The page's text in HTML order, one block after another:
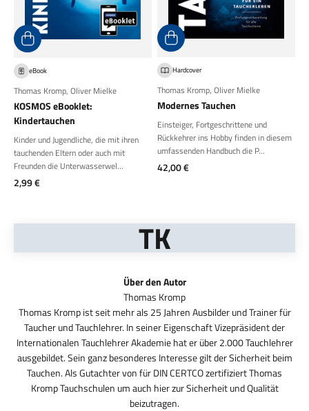
eBook
Thomas Kromp, Oliver Mielke
KOSMOS eBooklet:
Kindertauchen
Kinder und Jugendliche, die mit ihren
tauchenden Eltern oder auch mit
Freunden die Unterwasserwel...
Angebot
2,99 €
Hardcover
Thomas Kromp, Oliver Mielke
Modernes Tauchen
Einsteiger, Fortgeschrittene und
Rückkehrer ins Hobby finden in diesem
umfassenden Handbuch die P...
Angebot
42,00 €
TK
Über den Autor
Thomas Kromp ist seit mehr als 25 Jahren Ausbilder und Trainer für
Taucher und Tauchlehrer. In seiner Eigenschaft Vizepräsident der
Internationalen Tauchlehrer Akademie hat er über 2.000 Tauchlehrer
ausgebildet. Sein ganz besonderes Interesse gilt der Sicherheit beim
Tauchen. Als Gutachter von für DIN CERTCO zertifiziert Thomas
Kromp Tauchschulen um auch hier zur Sicherheit und Qualität
beizutragen.